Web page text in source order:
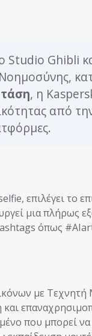
Studio Ghibli
, η
από
επιλέγει το
μια πλήρως
όπως
με
και
που μπορεί